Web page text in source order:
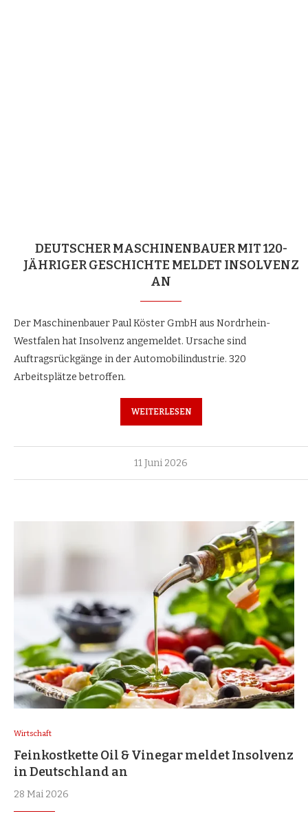
DEUTSCHER MASCHINENBAUER MIT 120-
JÄHRIGER GESCHICHTE MELDET INSOLVENZ
AN
Der Maschinenbauer Paul Köster GmbH aus Nordrhein-
Westfalen hat Insolvenz angemeldet. Ursache sind
Auftragsrückgänge in der Automobilindustrie. 320
Arbeitsplätze betroffen.
WEITERLESEN
11 Juni 2026
Wirtschaft
Feinkostkette Oil & Vinegar meldet Insolvenz
in Deutschland an
28 Mai 2026